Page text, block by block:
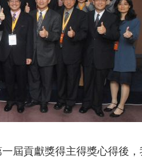
屆貢獻獎得主得獎心得後